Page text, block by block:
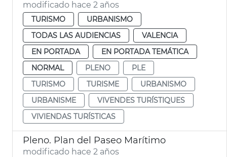
modificado hace 2 años
TURISMO
URBANISMO
TODAS LAS AUDIENCIAS
VALENCIA
EN PORTADA
EN PORTADA TEMÁTICA
NORMAL
PLENO
PLE
TURISMO
TURISME
URBANISMO
URBANISME
VIVENDES TURÍSTIQUES
VIVIENDAS TURÍSTICAS
Pleno. Plan del Paseo Marítimo
modificado hace 2 años